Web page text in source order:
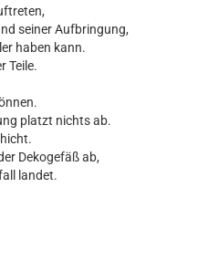
seiner Aufbringung,
haben kann.
Teile.
platzt nichts ab.
Dekogefäß ab,
landet.